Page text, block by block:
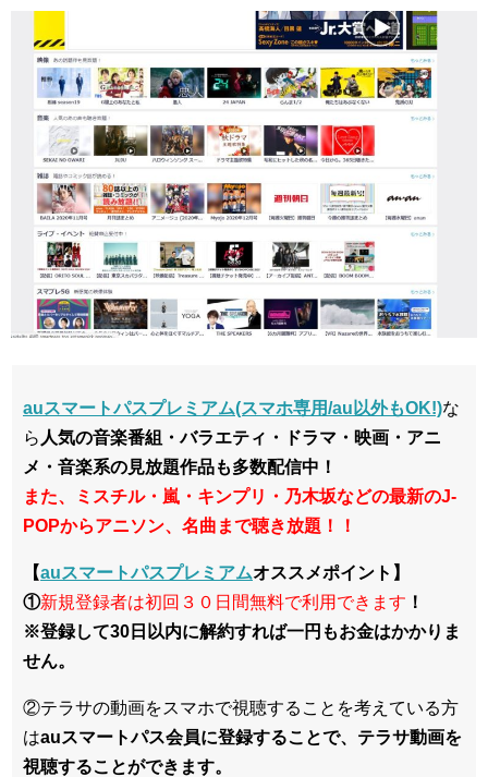
auスマートパスプレミアム(スマホ専用/au以外もOK!)な
ら 人気の音楽番組・バラエティ・ドラマ・映画・アニ
メ・音楽系の見放題作品も多数配信中！
また、ミスチル・嵐・キンプリ・乃木坂などの最新のJ-
POPからアニソン、名曲まで聴き放題！！
【auスマートパスプレミアムオススメポイント】
①新規登録者は初回３０日間無料で利用できます ！
※登録して30日以内に解約すれば一円もお金はかかりま
せん。
②テラサの動画をスマホで視聴することを考えている方
はauスマートパス会員に登録することで、テラサ動画を
視聴することができます。